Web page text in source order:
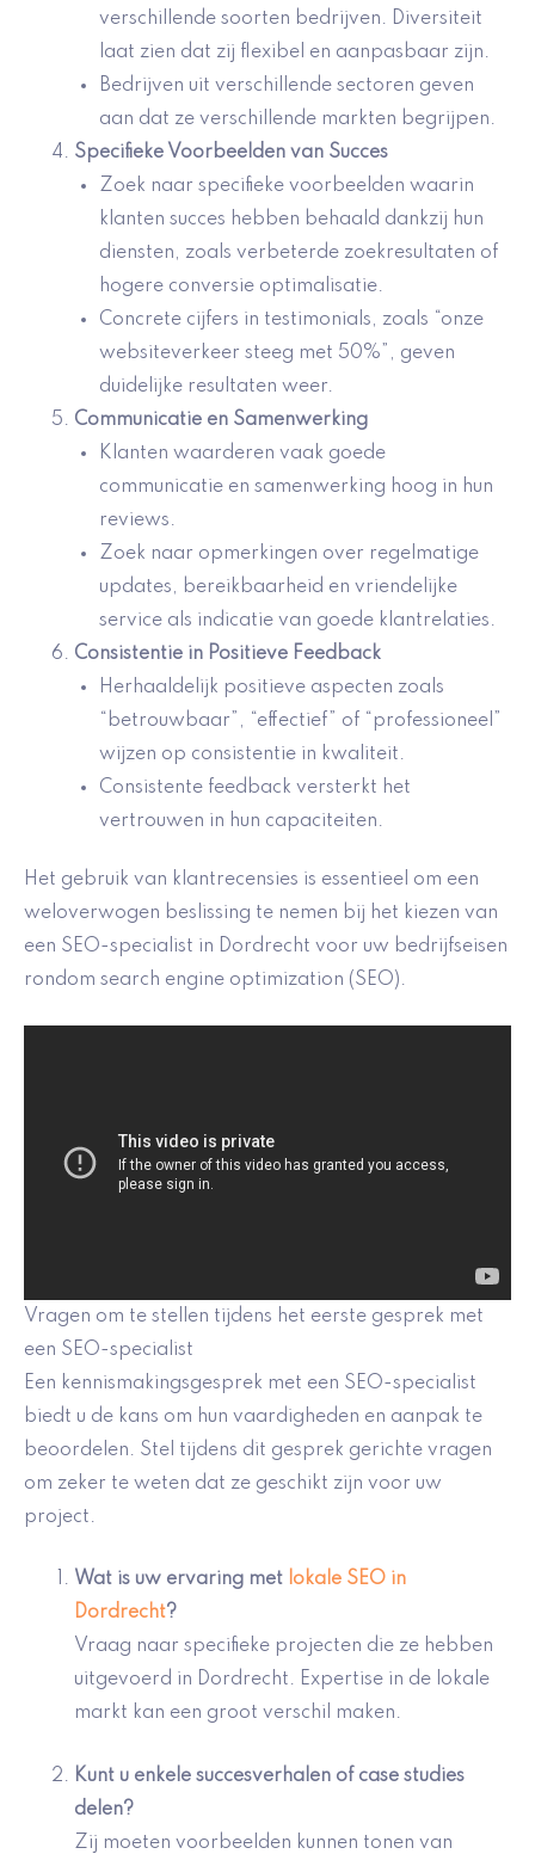
verschillende soorten bedrijven. Diversiteit
laat zien dat zij flexibel en aanpasbaar zijn.
Bedrijven uit verschillende sectoren geven
aan dat ze verschillende markten begrijpen.
Specifieke Voorbeelden van Succes
Zoek naar specifieke voorbeelden waarin
klanten succes hebben behaald dankzij hun
diensten, zoals verbeterde zoekresultaten of
hogere conversie optimalisatie.
Concrete cijfers in testimonials, zoals “onze
websiteverkeer steeg met 50%”, geven
duidelijke resultaten weer.
Communicatie en Samenwerking
Klanten waarderen vaak goede
communicatie en samenwerking hoog in hun
reviews.
Zoek naar opmerkingen over regelmatige
updates, bereikbaarheid en vriendelijke
service als indicatie van goede klantrelaties.
Consistentie in Positieve Feedback
Herhaaldelijk positieve aspecten zoals
“betrouwbaar”, “effectief” of “professioneel”
wijzen op consistentie in kwaliteit.
Consistente feedback versterkt het
vertrouwen in hun capaciteiten.
Het gebruik van klantrecensies is essentieel om een
weloverwogen beslissing te nemen bij het kiezen van
een SEO-specialist in Dordrecht voor uw bedrijfseisen
rondom search engine optimization (SEO).
Vragen om te stellen tijdens het eerste gesprek met
een SEO-specialist
Een kennismakingsgesprek met een SEO-specialist
biedt u de kans om hun vaardigheden en aanpak te
beoordelen. Stel tijdens dit gesprek gerichte vragen
om zeker te weten dat ze geschikt zijn voor uw
project.
Wat is uw ervaring met lokale SEO in
Dordrecht?
Vraag naar specifieke projecten die ze hebben
uitgevoerd in Dordrecht. Expertise in de lokale
markt kan een groot verschil maken.
Kunt u enkele succesverhalen of case studies
delen?
Zij moeten voorbeelden kunnen tonen van